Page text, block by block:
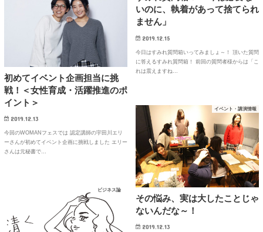
いのに、執着があって捨てられ
ません」
2019.12.15
今日はすみれ質問箱いってみましょ～！ 頂いた質問
に答えるすみれ質問箱！ 前回の質問者様からは「こ
れは震えますね…
初めてイベント企画担当に挑
戦！＜女性育成・活躍推進のポ
イント＞
2019.12.13
今回のWOMANフェスでは 認定講師の宇田川エリ
ーさんが初めてイベント企画に挑戦しました エリー
さんは元秘書で…
イベント・講演情報
その悩み、実は大したことじゃ
ないんだな～！
2019.12.13
ビジネス論